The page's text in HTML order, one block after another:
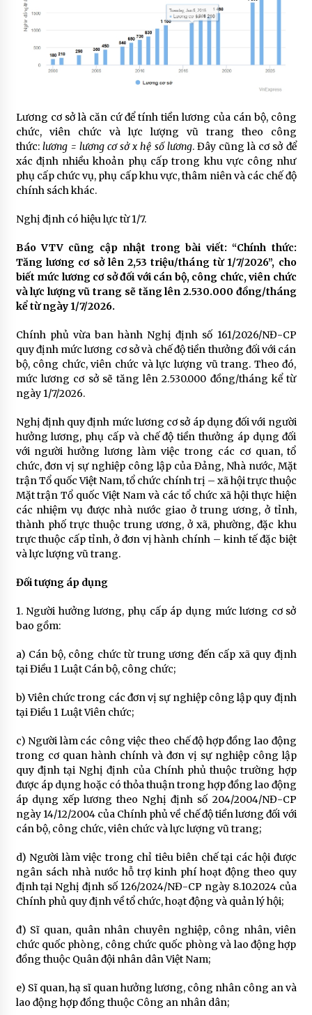
Lương cơ sở là căn cứ để tính tiền lương của cán bộ, công
chức, viên chức và lực lượng vũ trang theo công
thức: lương = lương cơ sở x hệ số lương. Đây cũng là cơ sở để
xác định nhiều khoản phụ cấp trong khu vực công như
phụ cấp chức vụ, phụ cấp khu vực, thâm niên và các chế độ
chính sách khác.
Nghị định có hiệu lực từ 1/7.
Báo VTV cũng cập nhật trong bài viết: “Chính thức:
Tăng lương cơ sở lên 2,53 triệu/tháng từ 1/7/2026”, cho
biết mức lương cơ sở đối với cán bộ, công chức, viên chức
và lực lượng vũ trang sẽ tăng lên 2.530.000 đồng/tháng
kể từ ngày 1/7/2026.
Chính phủ vừa ban hành Nghị định số 161/2026/NĐ-CP
quy định mức lương cơ sở và chế độ tiền thưởng đối với cán
bộ, công chức, viên chức và lực lượng vũ trang. Theo đó,
mức lương cơ sở sẽ tăng lên 2.530.000 đồng/tháng kể từ
ngày 1/7/2026.
Nghị định quy định mức lương cơ sở áp dụng đối với người
hưởng lương, phụ cấp và chế độ tiền thưởng áp dụng đối
với người hưởng lương làm việc trong các cơ quan, tổ
chức, đơn vị sự nghiệp công lập của Đảng, Nhà nước, Mặt
trận Tổ quốc Việt Nam, tổ chức chính trị – xã hội trực thuộc
Mặt trận Tổ quốc Việt Nam và các tổ chức xã hội thực hiện
các nhiệm vụ được nhà nước giao ở trung ương, ở tỉnh,
thành phố trực thuộc trung ương, ở xã, phường, đặc khu
trực thuộc cấp tỉnh, ở đơn vị hành chính – kinh tế đặc biệt
và lực lượng vũ trang.
Đối tượng áp dụng
1. Người hưởng lương, phụ cấp áp dụng mức lương cơ sở
bao gồm:
a) Cán bộ, công chức từ trung ương đến cấp xã quy định
tại Điều 1 Luật Cán bộ, công chức;
b) Viên chức trong các đơn vị sự nghiệp công lập quy định
tại Điều 1 Luật Viên chức;
c) Người làm các công việc theo chế độ hợp đồng lao động
trong cơ quan hành chính và đơn vị sự nghiệp công lập
quy định tại Nghị định của Chính phủ thuộc trường hợp
được áp dụng hoặc có thỏa thuận trong hợp đồng lao động
áp dụng xếp lương theo Nghị định số 204/2004/NĐ-CP
ngày 14/12/2004 của Chính phủ về chế độ tiền lương đối với
cán bộ, công chức, viên chức và lực lượng vũ trang;
d) Người làm việc trong chỉ tiêu biên chế tại các hội được
ngân sách nhà nước hỗ trợ kinh phí hoạt động theo quy
định tại Nghị định số 126/2024/NĐ-CP ngày 8.10.2024 của
Chính phủ quy định về tổ chức, hoạt động và quản lý hội;
đ) Sĩ quan, quân nhân chuyên nghiệp, công nhân, viên
chức quốc phòng, công chức quốc phòng và lao động hợp
đồng thuộc Quân đội nhân dân Việt Nam;
e) Sĩ quan, hạ sĩ quan hưởng lương, công nhân công an và
lao động hợp đồng thuộc Công an nhân dân;